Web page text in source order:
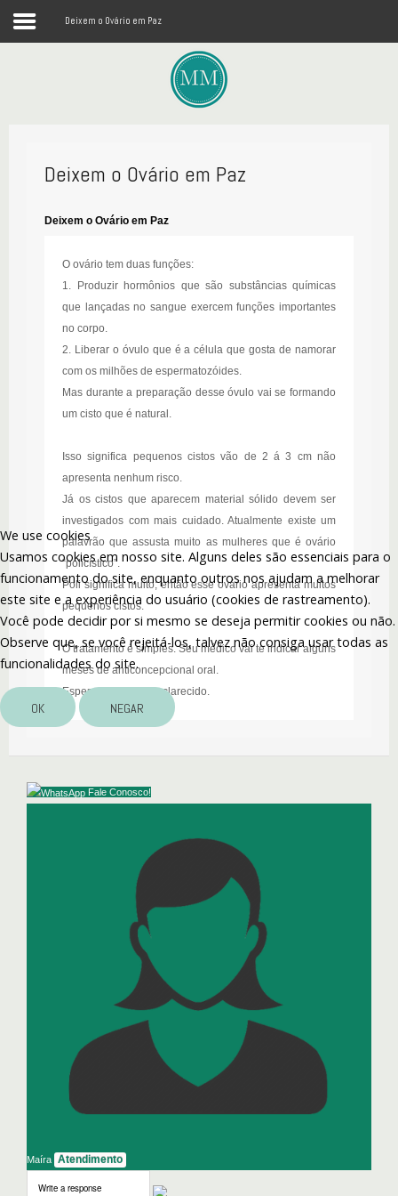
Médico
Atendimento
Deixem o Ovário em Paz
Deixem o Ovário em Paz
Deixem o Ovário em Paz
O ovário tem duas funções:
1. Produzir hormônios que são substâncias químicas
que lançadas no sangue exercem funções importantes
no corpo.
2. Liberar o óvulo que é a célula que gosta de namorar
com os milhões de espermatozóides.
Mas durante a preparação desse óvulo vai se formando
um cisto que é natural.
Isso significa pequenos cistos vão de 2 á 3 cm não
apresenta nenhum risco.
Já os cistos que aparecem material sólido devem ser
investigados com mais cuidado. Atualmente existe um
palavrão que assusta muito as mulheres que é ovário
“policístico”.
Poli significa muito; então esse ovário apresenta muitos
pequenos cistos.
O tratamento é simples. Seu médico vai te indicar alguns
meses de anticoncepcional oral.
Espero que tenha esclarecido.
Fale Conosco!
Maíra Atendimento
We use cookies
Usamos cookies em nosso site. Alguns deles são essenciais para o
funcionamento do site, enquanto outros nos ajudam a melhorar
este site e a experiência do usuário (cookies de rastreamento).
Você pode decidir por si mesmo se deseja permitir cookies ou não.
Observe que, se você rejeitá-los, talvez não consiga usar todas as
funcionalidades do site.
OK NEGAR